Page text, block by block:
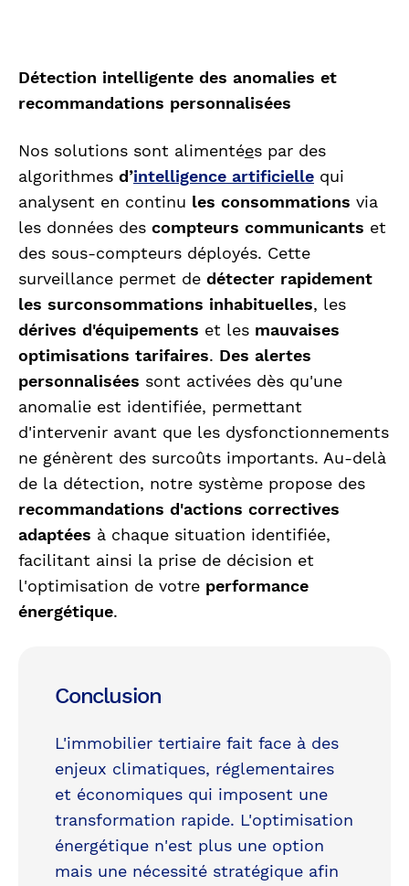
Détection intelligente des anomalies et
recommandations personnalisées
Nos solutions sont alimentées par des
algorithmes d’intelligence artificielle qui
analysent en continu les consommations via
les données des compteurs communicants et
des sous-compteurs déployés. Cette
surveillance permet de détecter rapidement
les surconsommations inhabituelles, les
dérives d'équipements et les mauvaises
optimisations tarifaires. Des alertes
personnalisées sont activées dès qu'une
anomalie est identifiée, permettant
d'intervenir avant que les dysfonctionnements
ne génèrent des surcoûts importants. Au-delà
de la détection, notre système propose des
recommandations d'actions correctives
adaptées à chaque situation identifiée,
facilitant ainsi la prise de décision et
l'optimisation de votre performance
énergétique.
Conclusion
L'immobilier tertiaire fait face à des
enjeux climatiques, réglementaires
et économiques qui imposent une
transformation rapide. L'optimisation
énergétique n'est plus une option
mais une nécessité stratégique afin